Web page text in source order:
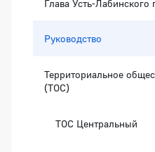
Глава Усть-Лабинского
Руководство
Территориальное
(ТОС)
ТОС Центральный